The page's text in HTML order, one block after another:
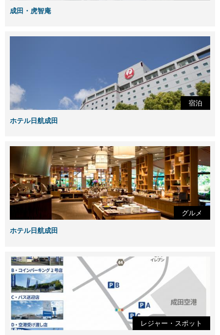
成田・虎智庵
宿泊
ホテル日航成田
グルメ
ホテル日航成田
レジャー・スポット